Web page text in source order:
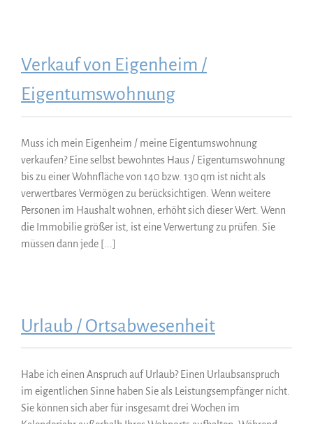
Verkauf von Eigenheim /
Eigentumswohnung
Muss ich mein Eigenheim / meine Eigentumswohnung
verkaufen? Eine selbst bewohntes Haus / Eigentumswohnung
bis zu einer Wohnfläche von 140 bzw. 130 qm ist nicht als
verwertbares Vermögen zu berücksichtigen. Wenn weitere
Personen im Haushalt wohnen, erhöht sich dieser Wert. Wenn
die Immobilie größer ist, ist eine Verwertung zu prüfen. Sie
müssen dann jede [...]
Urlaub / Ortsabwesenheit
Habe ich einen Anspruch auf Urlaub? Einen Urlaubsanspruch
im eigentlichen Sinne haben Sie als Leistungsempfänger nicht.
Sie können sich aber für insgesamt drei Wochen im